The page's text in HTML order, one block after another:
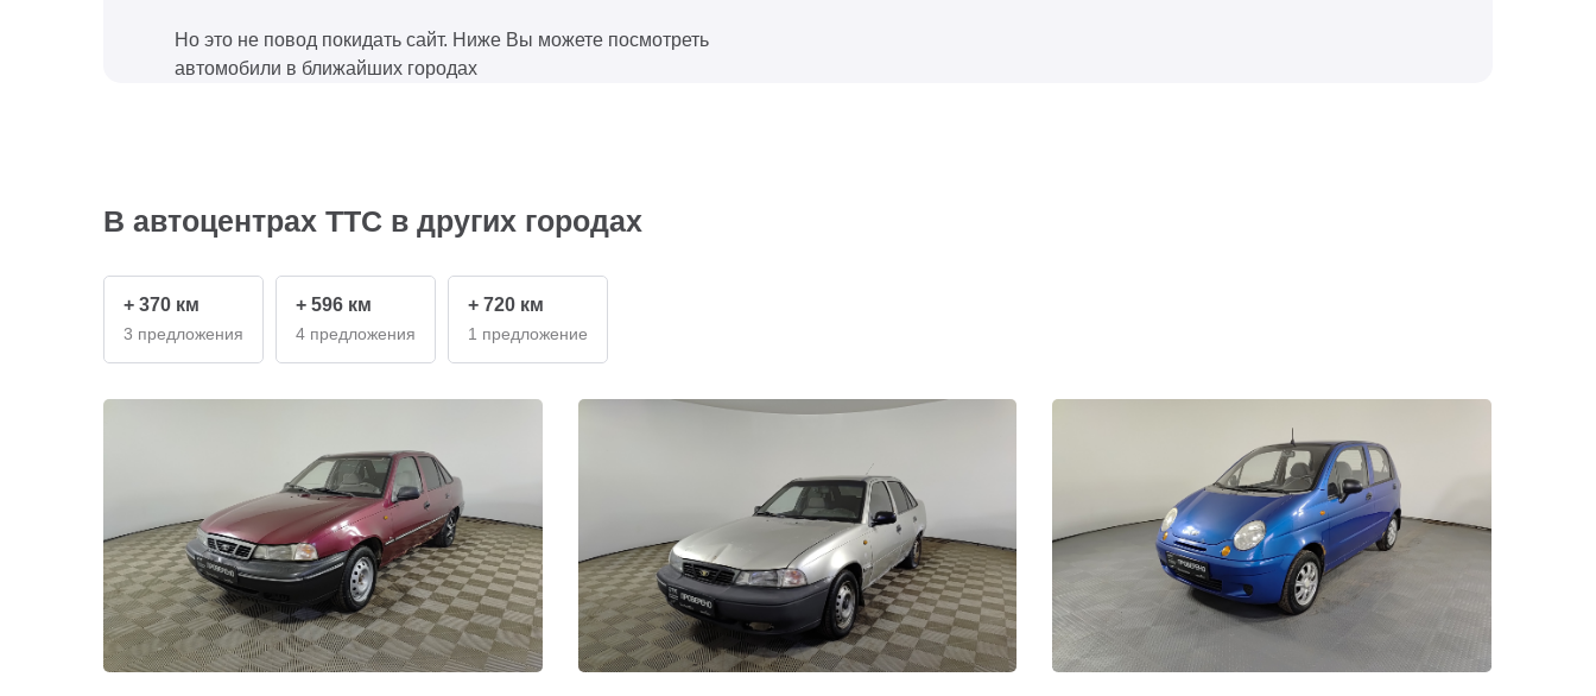
Но это не повод покидать сайт. Ниже Вы можете посмотреть
автомобили в ближайших городах
В автоцентрах ТТС в других городах
+ 370 км
3 предложения
+ 596 км
4 предложения
+ 720 км
1 предложение